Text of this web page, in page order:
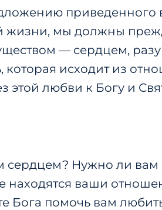
приведенного
жизни, мы должны
— сердцем,
исходит из
этой любви к Богу и
сердцем? Нужно ли вам
находятся ваши
Бога помочь вам